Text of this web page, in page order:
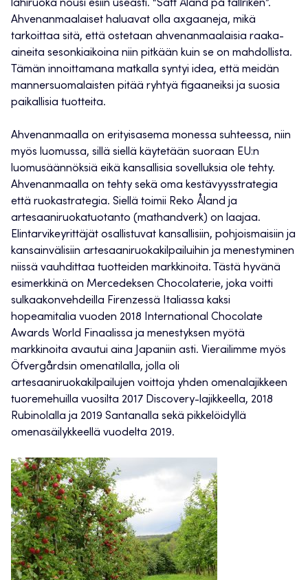
lähiruoka nousi esiin useasti. “Sätt Åland på tallriken”.
Ahvenanmaalaiset haluavat olla axgaaneja, mikä
tarkoittaa sitä, että ostetaan ahvenanmaalaisia raaka-
aineita sesonkiaikoina niin pitkään kuin se on mahdollista.
Tämän innoittamana matkalla syntyi idea, että meidän
mannersuomalaisten pitää ryhtyä figaaneiksi ja suosia
paikallisia tuotteita.
Ahvenanmaalla on erityisasema monessa suhteessa, niin
myös luomussa, sillä siellä käytetään suoraan EU:n
luomusäännöksiä eikä kansallisia sovelluksia ole tehty.
Ahvenanmaalla on tehty sekä oma kestävyysstrategia
että ruokastrategia. Siellä toimii Reko Åland ja
artesaaniruokatuotanto (mathandverk) on laajaa.
Elintarvikeyrittäjät osallistuvat kansallisiin, pohjoismaisiin ja
kansainvälisiin artesaaniruokakilpailuihin ja menestyminen
niissä vauhdittaa tuotteiden markkinoita. Tästä hyvänä
esimerkkinä on Mercedeksen Chocolaterie, joka voitti
sulkaakonvehdeilla Firenzessä Italiassa kaksi
hopeamitalia vuoden 2018 International Chocolate
Awards World Finaalissa ja menestyksen myötä
markkinoita avautui aina Japaniin asti. Vierailimme myös
Öfvergårdsin omenatilalla, jolla oli
artesaaniruokakilpailujen voittoja yhden omenalajikkeen
tuoremehuilla vuosilta 2017 Discovery-lajikkeella, 2018
Rubinolalla ja 2019 Santanalla sekä pikkelöidyllä
omenasäilykkeellä vuodelta 2019.